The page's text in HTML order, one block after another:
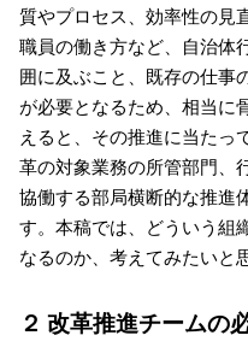
質やプロセス、効率性の見
職員の働き方など、自治体
囲に及ぶこと、既存の仕事
が必要となるため、相当に
えると、その推進に当たっ
革の対象業務の所管部門、
協働する部局横断的な推進
す。本稿では、どういう組
なるのか、考えてみたいと
２ 改革推進チームの